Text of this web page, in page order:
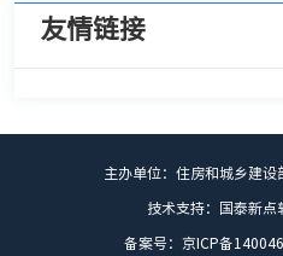
友情链接
主办单位：住房和城乡建
技术支持：国泰新点
备案号：京ICP备